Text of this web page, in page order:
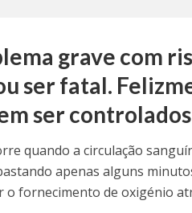
grave com
ser fatal.
ser
quando a circulação
apenas alguns
fornecimento de oxigénio